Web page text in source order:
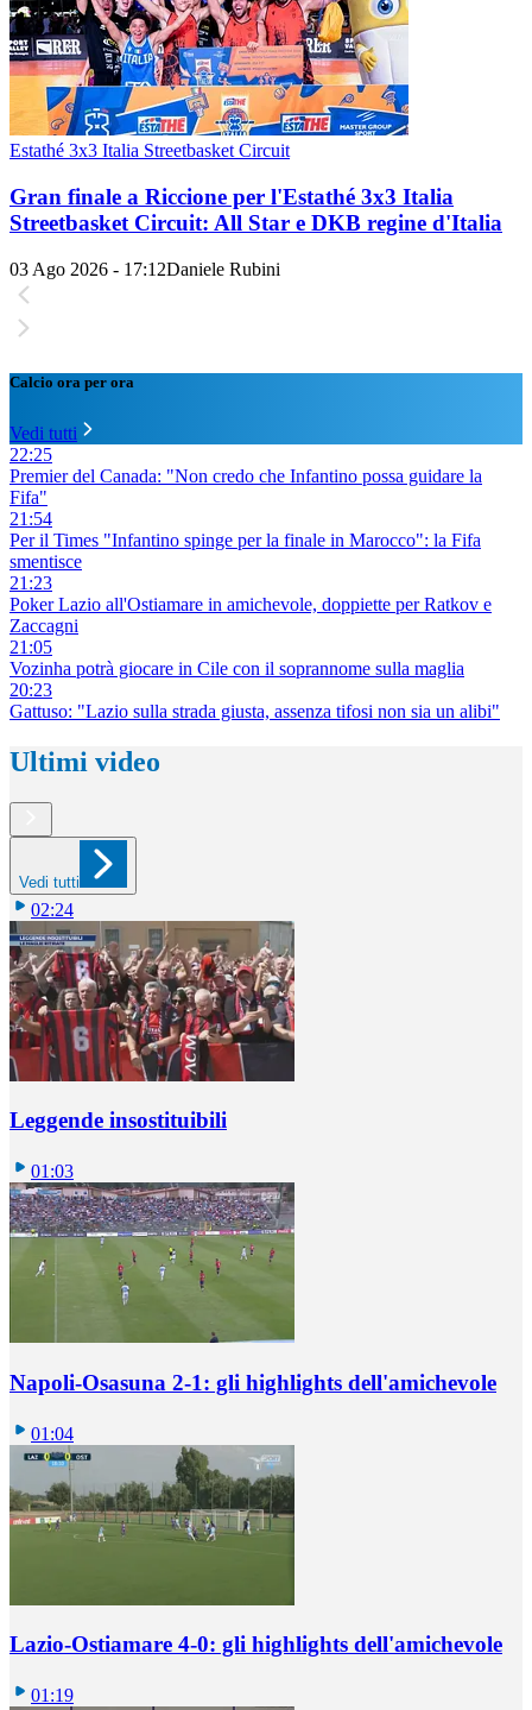
Estathé 3x3 Italia Streetbasket Circuit
Gran finale a Riccione per l'Estathé 3x3 Italia
Streetbasket Circuit: All Star e DKB regine d'Italia
03 Ago 2026 - 17:12Daniele Rubini
Calcio ora per ora
Vedi tutti
22:25
Premier del Canada: "Non credo che Infantino possa guidare la
Fifa"
21:54
Per il Times "Infantino spinge per la finale in Marocco": la Fifa
smentisce
21:23
Poker Lazio all'Ostiamare in amichevole, doppiette per Ratkov e
Zaccagni
21:05
Vozinha potrà giocare in Cile con il soprannome sulla maglia
20:23
Gattuso: "Lazio sulla strada giusta, assenza tifosi non sia un alibi"
Ultimi video
Vedi tutti
02:24
Leggende insostituibili
01:03
Napoli-Osasuna 2-1: gli highlights dell'amichevole
01:04
Lazio-Ostiamare 4-0: gli highlights dell'amichevole
01:19